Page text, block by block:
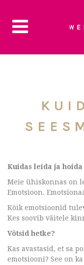
Kuidas leida ja hoida
Meie ühiskonnas on
Emotsioon.
Kõik emotsioonid
Kes soovib väitele
Võtsid hetke?
Kas avastasid, et sa
emotsiooni? See on